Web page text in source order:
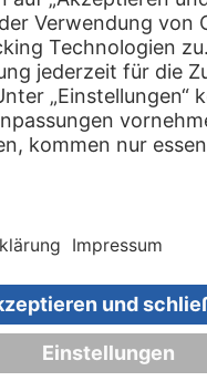
79 99 97